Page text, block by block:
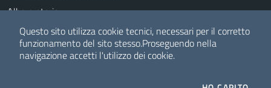
Albo pretorio
Whistle Blowing
Questo sito utilizza cookie tecnici, necessari per il corretto
funzionamento del sito stesso.Proseguendo nella
navigazione accetti l'utilizzo dei cookie.